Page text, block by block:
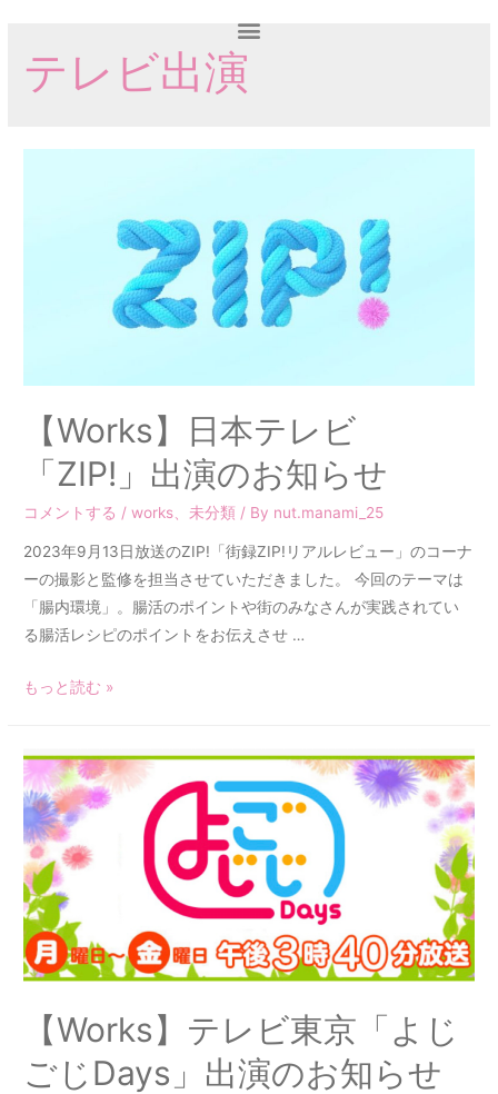
テレビ出演
【Works】日本テレビ
「ZIP!」出演のお知らせ
コメントする /works 未分類 / By nut.manami_25
2023年9月13日放送のZIP!「街録ZIP!リアルレビュー」のコーナ
ーの撮影と監修を担当させていただきました。 今回のテーマは
「腸内環境」。腸活のポイントや街のみなさんが実践されてい
る腸活レシピのポイントをお伝えさせ …
もっと読む »
【Works】テレビ東京「よじ
ごじDays」出演のお知らせ